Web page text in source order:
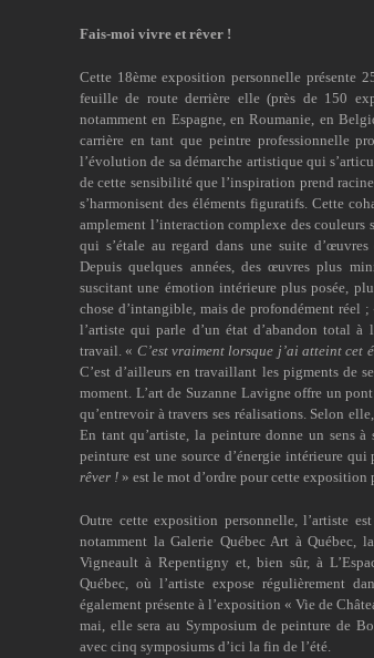
Fais-moi vivre et rêver !
Cette 18ème exposition personnelle présente
feuille de route derrière elle (près de 150
notamment en Espagne, en Roumanie, en
carrière en tant que peintre professionnelle
l’évolution de sa démarche artistique qui
de cette sensibilité que l’inspiration prend
s’harmonisent des éléments figuratifs. Cette
amplement l’interaction complexe des
qui s’étale au regard dans une suite
Depuis quelques années, des œuvres plus
suscitant une émotion intérieure plus posée,
chose d’intangible, mais de profondément réel
l’artiste qui parle d’un état d’abandon total à
travail. « C’est vraiment lorsque j’ai atteint cet
C’est d’ailleurs en travaillant les pigments de
moment. L’art de Suzanne Lavigne offre un
qu’entrevoir à travers ses réalisations. Selon
En tant qu’artiste, la peinture donne un sens
peinture est une source d’énergie intérieure
rêver ! » est le mot d’ordre pour cette exposition
Outre cette exposition personnelle, l’artiste
notamment la Galerie Québec Art à Québec,
Vigneault à Repentigny et, bien sûr, à
Québec, où l’artiste expose régulièrement
également présente à l’exposition « Vie de
mai, elle sera au Symposium de peinture de
avec cinq symposiums d’ici la fin de l’été.